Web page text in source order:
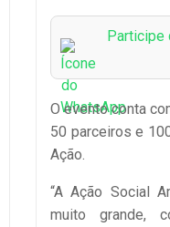
Participe
O evento conta
50 parceiros e
Ação.
“A Ação Social
muito grande,